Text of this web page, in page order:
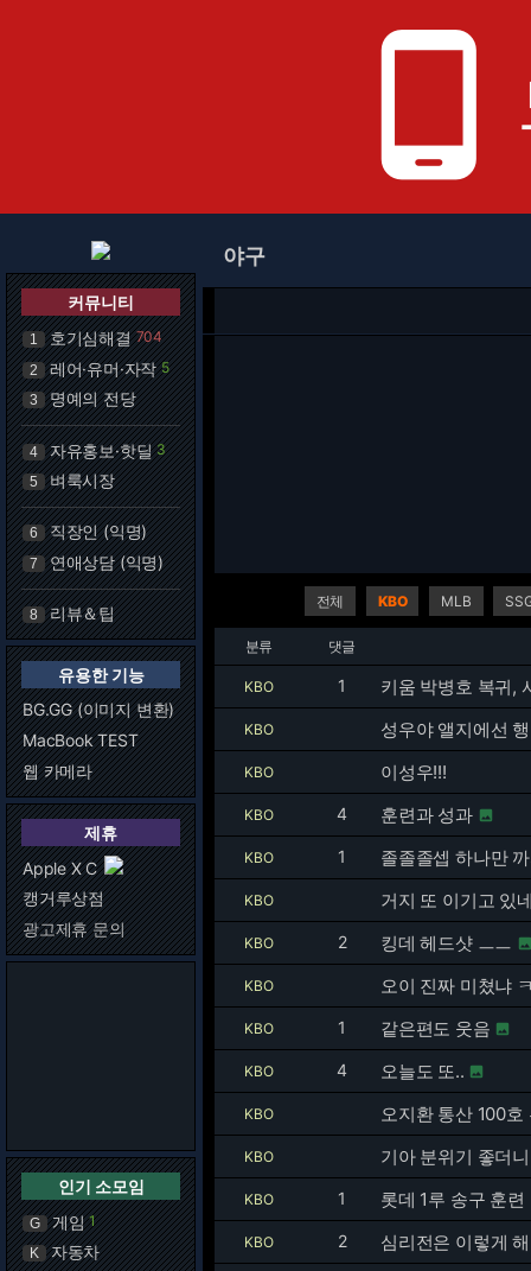
phone_android
커뮤니티
1 호기심해결 704
2 레어·유머·자작 5
3 명예의 전당
4 자유홍보·핫딜 3
5 벼룩시장
6 직장인 (익명)
7 연애상담 (익명)
8 리뷰＆팁
유용한 기능
BG.GG (이미지 변환)
MacBook TEST
웹 카메라
제휴
Apple X C
캥거루상점
광고제휴 문의
인기 소모임
G 게임 1
K 자동차
야구
전체 KBO MLB
분류 댓글
KBO 1 키움 박병호 복귀,
KBO 성우야 앨지에선
KBO 이성우!!!
KBO 4 훈련과 성과 
KBO 1 졸졸졸셉 하나만
KBO 거지 또 이기고 있
KBO 2 킹데 헤드샷 ㅡㅡ
KBO 오이 진짜 미쳤냐
KBO 1 같은편도 웃음 
KBO 4 오늘도 또.. 
KBO 오지환 통산 100호
KBO 기아 분위기 좋더니
KBO 1 롯데 1루 송구 훈련
KBO 2 심리전은 이렇게